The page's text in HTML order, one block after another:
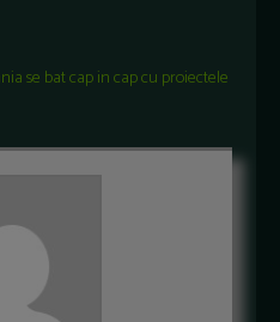
se bat cap in cap cu proiectele